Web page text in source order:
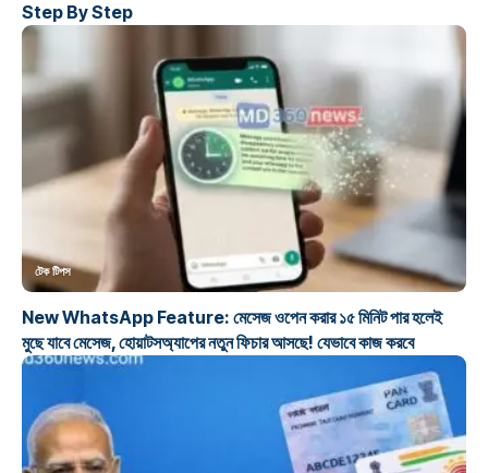
Step By Step
টেক টিপস
New WhatsApp Feature: মেসেজ ওপেন করার ১৫ মিনিট পার হলেই
মুছে যাবে মেসেজ, হোয়াটসঅ্যাপের নতুন ফিচার আসছে! যেভাবে কাজ করবে